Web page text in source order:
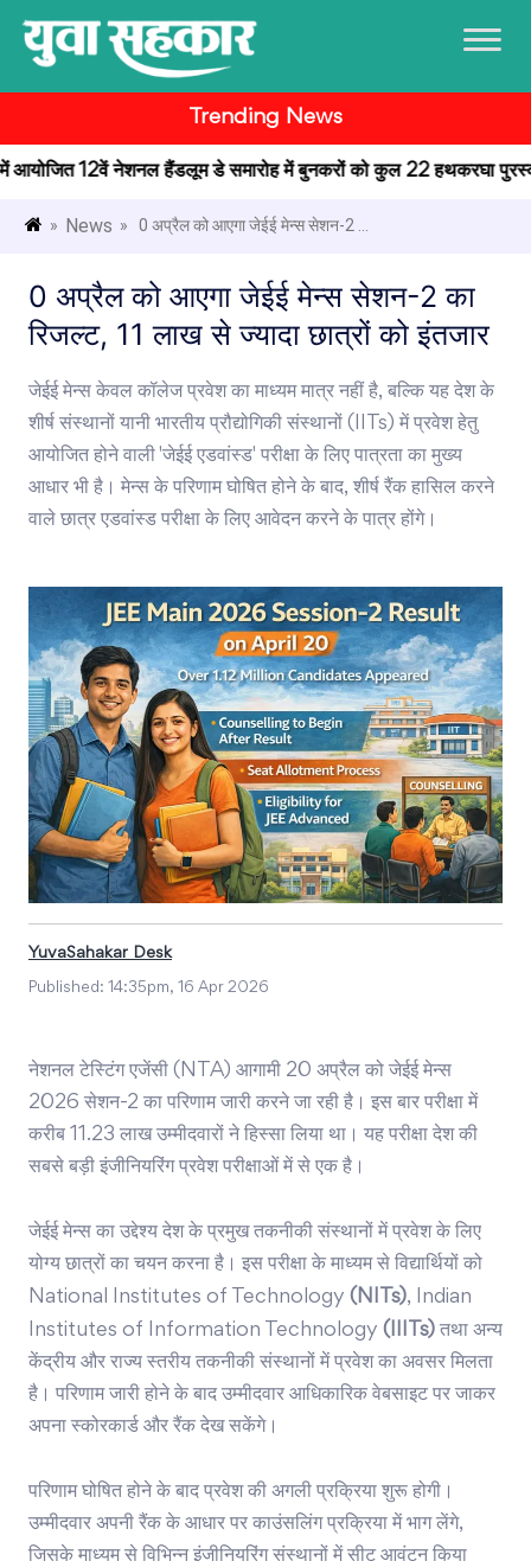
Trending News
12वें नेशनल हैंडलूम डे समारोह में बुनकरों को कुल 22 हथकरघा पुरस्कार
» News » 0 अप्रैल को आएगा जेईई मेन्स सेशन-2 ...
0 अप्रैल को आएगा जेईई मेन्स सेशन-2 का
रिजल्ट, 11 लाख से ज्यादा छात्रों को इंतजार
जेईई मेन्स केवल कॉलेज प्रवेश का माध्यम मात्र नहीं है, बल्कि यह देश के
शीर्ष संस्थानों यानी भारतीय प्रौद्योगिकी संस्थानों (IITs) में प्रवेश हेतु
आयोजित होने वाली 'जेईई एडवांस्ड' परीक्षा के लिए पात्रता का मुख्य
आधार भी है। मेन्स के परिणाम घोषित होने के बाद, शीर्ष रैंक हासिल करने
वाले छात्र एडवांस्ड परीक्षा के लिए आवेदन करने के पात्र होंगे।
YuvaSahakar Desk
Published: 14:35pm, 16 Apr 2026
नेशनल टेस्टिंग एजेंसी (NTA) आगामी 20 अप्रैल को जेईई मेन्स
2026 सेशन-2 का परिणाम जारी करने जा रही है। इस बार परीक्षा में
करीब 11.23 लाख उम्मीदवारों ने हिस्सा लिया था। यह परीक्षा देश की
सबसे बड़ी इंजीनियरिंग प्रवेश परीक्षाओं में से एक है।
जेईई मेन्स का उद्देश्य देश के प्रमुख तकनीकी संस्थानों में प्रवेश के लिए
योग्य छात्रों का चयन करना है। इस परीक्षा के माध्यम से विद्यार्थियों को
National Institutes of Technology (NITs),
Indian
Institutes of Information Technology (IIITs) तथा अन्य
केंद्रीय और राज्य स्तरीय तकनीकी संस्थानों में प्रवेश का अवसर मिलता
है। परिणाम जारी होने के बाद उम्मीदवार आधिकारिक वेबसाइट पर जाकर
अपना स्कोरकार्ड और रैंक देख सकेंगे।
परिणाम घोषित होने के बाद प्रवेश की अगली प्रक्रिया शुरू होगी।
उम्मीदवार अपनी रैंक के आधार पर काउंसलिंग प्रक्रिया में भाग लेंगे,
जिसके माध्यम से विभिन्न इंजीनियरिंग संस्थानों में सीट आवंटन किया